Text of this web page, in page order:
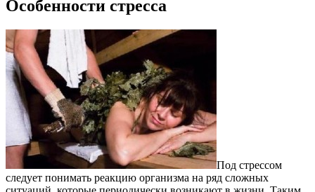
Особенности стресса
Под стрессом
следует понимать реакцию организма на ряд сложных